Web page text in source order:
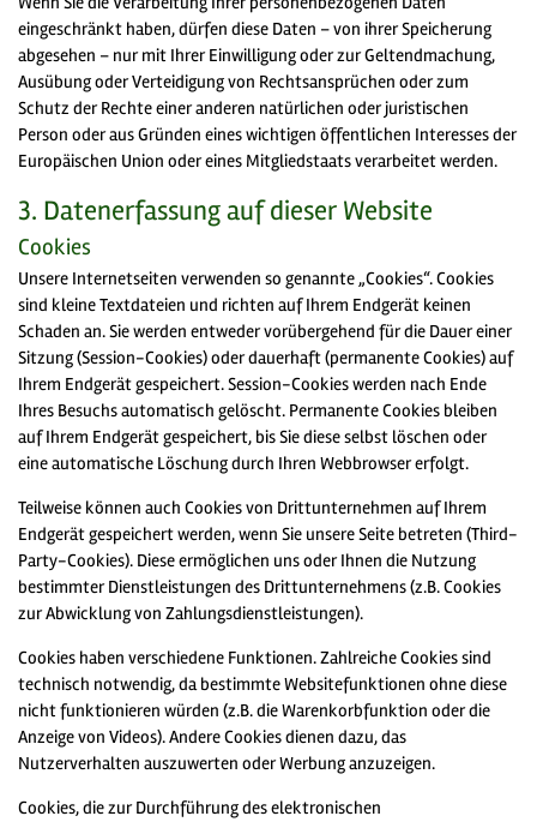
eingeschränkt haben, dürfen diese Daten – von ihrer Speicherung
abgesehen – nur mit Ihrer Einwilligung oder zur Geltendmachung,
Ausübung oder Verteidigung von Rechtsansprüchen oder zum
Schutz der Rechte einer anderen natürlichen oder juristischen
Person oder aus Gründen eines wichtigen öffentlichen Interesses der
Europäischen Union oder eines Mitgliedstaats verarbeitet werden.
3. Datenerfassung auf dieser Website
Cookies
Unsere Internetseiten verwenden so genannte „Cookies“. Cookies
sind kleine Textdateien und richten auf Ihrem Endgerät keinen
Schaden an. Sie werden entweder vorübergehend für die Dauer einer
Sitzung (Session-Cookies) oder dauerhaft (permanente Cookies) auf
Ihrem Endgerät gespeichert. Session-Cookies werden nach Ende
Ihres Besuchs automatisch gelöscht. Permanente Cookies bleiben
auf Ihrem Endgerät gespeichert, bis Sie diese selbst löschen oder
eine automatische Löschung durch Ihren Webbrowser erfolgt.
Teilweise können auch Cookies von Drittunternehmen auf Ihrem
Endgerät gespeichert werden, wenn Sie unsere Seite betreten (Third-
Party-Cookies). Diese ermöglichen uns oder Ihnen die Nutzung
bestimmter Dienstleistungen des Drittunternehmens (z.B. Cookies
zur Abwicklung von Zahlungsdienstleistungen).
Cookies haben verschiedene Funktionen. Zahlreiche Cookies sind
technisch notwendig, da bestimmte Websitefunktionen ohne diese
nicht funktionieren würden (z.B. die Warenkorbfunktion oder die
Anzeige von Videos). Andere Cookies dienen dazu, das
Nutzerverhalten auszuwerten oder Werbung anzuzeigen.
Cookies, die zur Durchführung des elektronischen